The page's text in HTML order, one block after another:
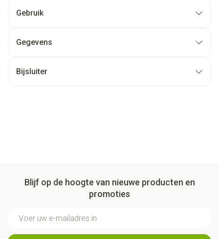
Gebruik
Gegevens
Bijsluiter
Blijf op de hoogte van nieuwe producten en
promoties